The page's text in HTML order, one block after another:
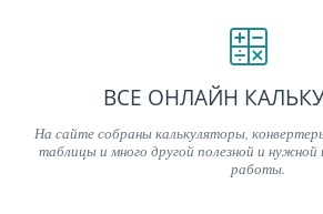
ВСЕ ОНЛАЙН
На сайте собраны калькуляторы,
таблицы и много другой полезной и
работы.